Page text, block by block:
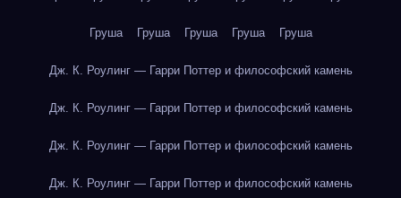
Груша Груша Груша Груша Груша
Дж. К. Роулинг — Гарри Поттер и философский камень
Дж. К. Роулинг — Гарри Поттер и философский камень
Дж. К. Роулинг — Гарри Поттер и философский камень
Дж. К. Роулинг — Гарри Поттер и философский камень